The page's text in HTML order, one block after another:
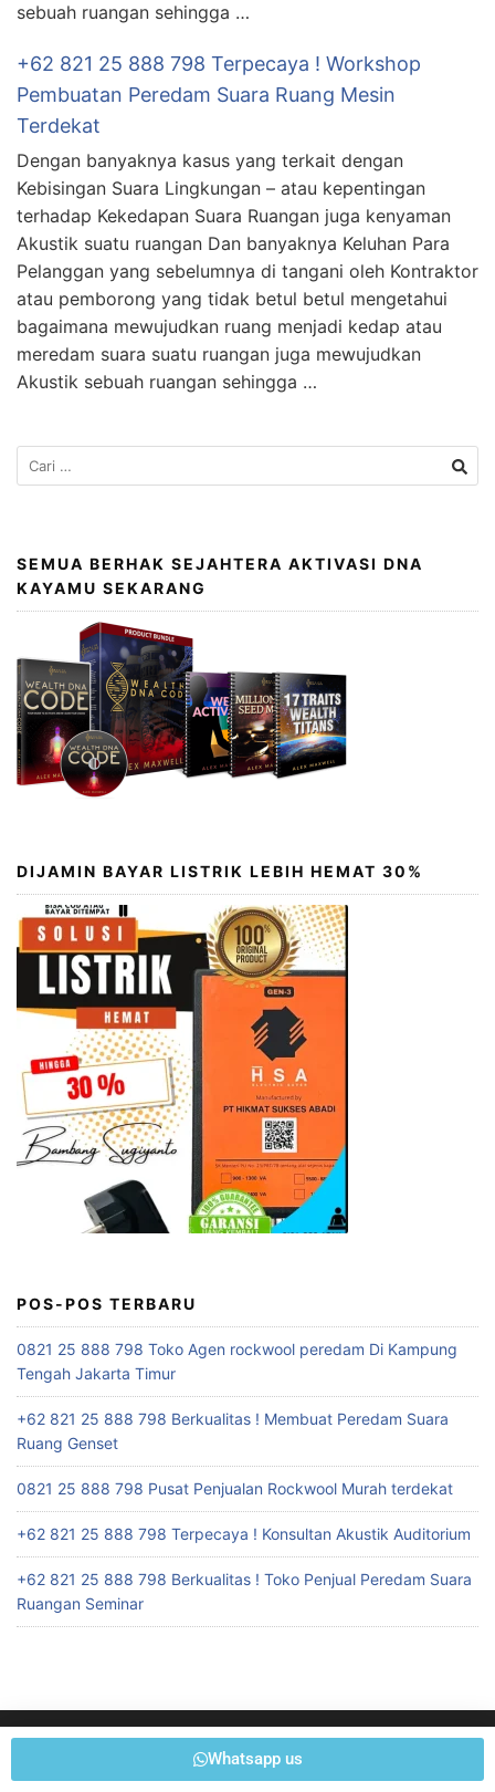
sebuah ruangan sehingga …
+62 821 25 888 798 Terpecaya ! Workshop
Pembuatan Peredam Suara Ruang Mesin
Terdekat
Dengan banyaknya kasus yang terkait dengan
Kebisingan Suara Lingkungan – atau kepentingan
terhadap Kekedapan Suara Ruangan juga kenyaman
Akustik suatu ruangan Dan banyaknya Keluhan Para
Pelanggan yang sebelumnya di tangani oleh Kontraktor
atau pemborong yang tidak betul betul mengetahui
bagaimana mewujudkan ruang menjadi kedap atau
meredam suara suatu ruangan juga mewujudkan
Akustik sebuah ruangan sehingga …
SEMUA BERHAK SEJAHTERA AKTIVASI DNA
KAYAMU SEKARANG
DIJAMIN BAYAR LISTRIK LEBIH HEMAT 30%
POS-POS TERBARU
0821 25 888 798 Toko Agen rockwool peredam Di Kampung
Tengah Jakarta Timur
+62 821 25 888 798 Berkualitas ! Membuat Peredam Suara
Ruang Genset
0821 25 888 798 Pusat Penjualan Rockwool Murah terdekat
+62 821 25 888 798 Terpecaya ! Konsultan Akustik Auditorium
+62 821 25 888 798 Berkualitas ! Toko Penjual Peredam Suara
Ruangan Seminar
Whatsapp us